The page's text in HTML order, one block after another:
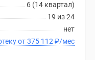
6 (14 квартал)
19 из 24
нет
В ипотеку от 375 112 ₽/мес